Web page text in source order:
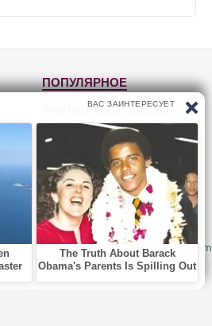
ПОПУЛЯРНОЕ
Фантастика и фэнтези
Детективы, триллеры
Для детей
Роман, проза
Приключения
Юмор, сатира
© 2010-2026 Audiobook-mp3.com